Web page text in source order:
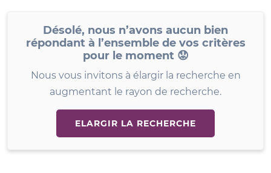
Désolé, nous n’avons aucun bien
répondant à l’ensemble de vos critères
pour le moment 😟
Nous vous invitons à élargir la recherche en
augmentant le rayon de recherche.
ELARGIR LA RECHERCHE